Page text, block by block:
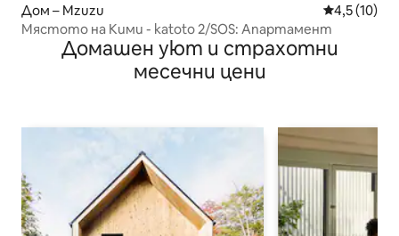
Дом – Mzuzu Средна
4,5 (10)
Мястото на Кими - katoto 2/SOS: Апартамент
Домашен уют и страхотни
месечни цени